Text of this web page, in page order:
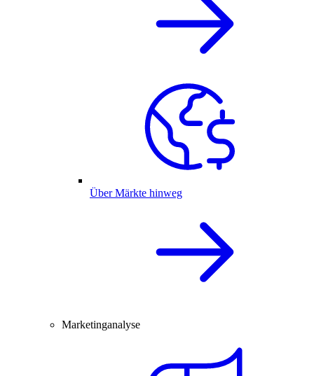
Über Märkte hinweg
Marketinganalyse